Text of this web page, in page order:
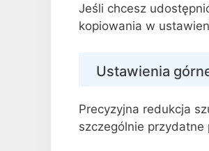
Jeśli chcesz
kopiowania w
Ustawienia
Precyzyjna redukcja
szczególnie